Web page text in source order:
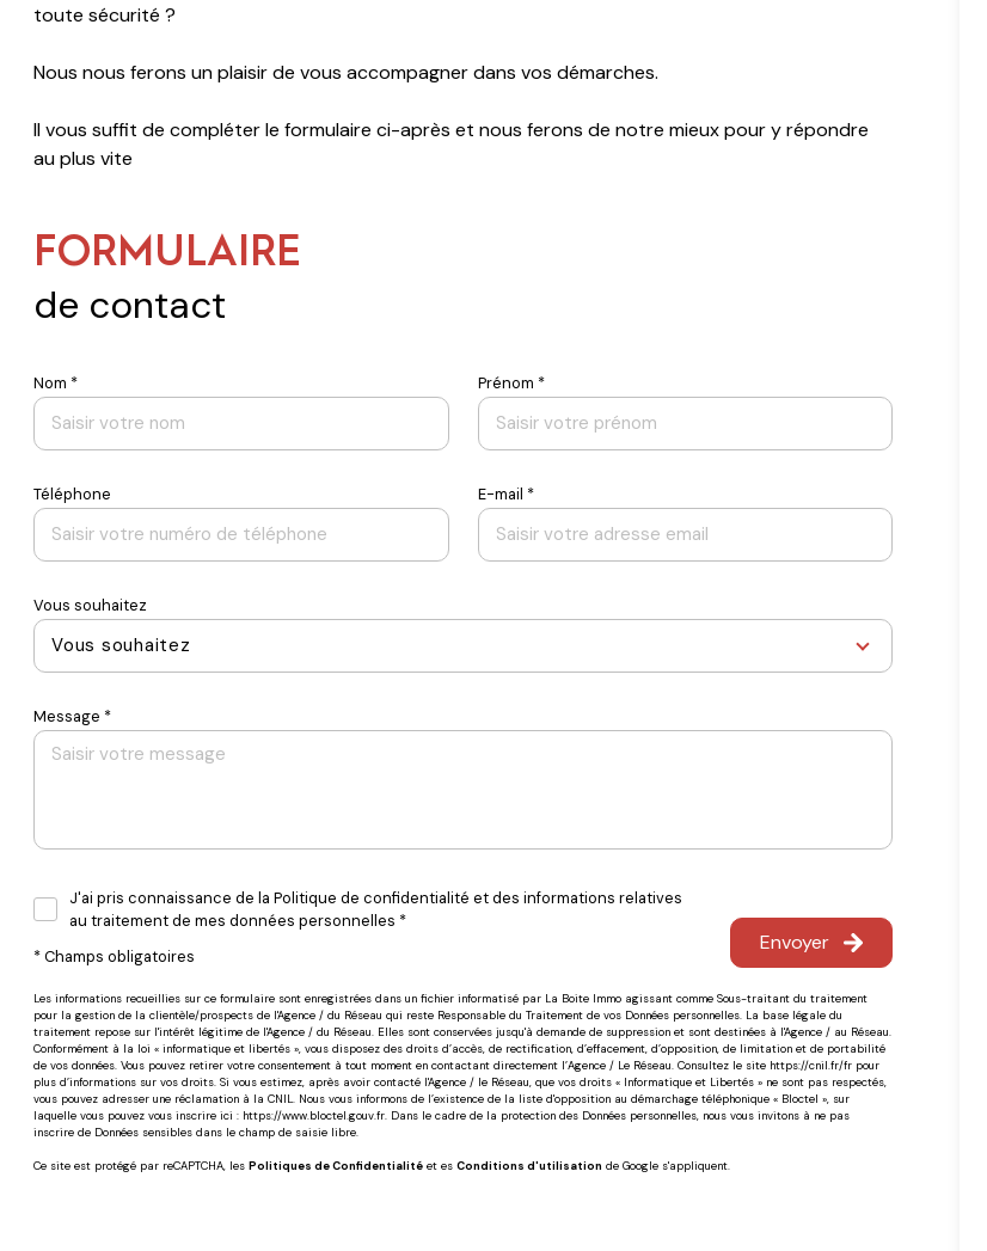
toute sécurité ?
Nous nous ferons un plaisir de vous accompagner dans vos démarches.
Il vous suffit de compléter le formulaire ci-après et nous ferons de notre mieux pour y répondre
au plus vite
FORMULAIRE
de contact
Nom * Prénom *
Téléphone E-mail *
Vous souhaitez
Vous souhaitez
Message *
J'ai pris connaissance de la Politique de confidentialité et des informations relatives
au traitement de mes données personnelles *
* Champs obligatoires
Envoyer
Les informations recueillies sur ce formulaire sont enregistrées dans un fichier informatisé par La Boite Immo agissant comme Sous-traitant du traitement
pour la gestion de la clientèle/prospects de l'Agence / du Réseau qui reste Responsable du Traitement de vos Données personnelles. La base légale du
traitement repose sur l'intérêt légitime de l'Agence / du Réseau. Elles sont conservées jusqu'à demande de suppression et sont destinées à l'Agence / au Réseau.
Conformément à la loi « informatique et libertés », vous disposez des droits d’accès, de rectification, d’effacement, d’opposition, de limitation et de portabilité
de vos données. Vous pouvez retirer votre consentement à tout moment en contactant directement l’Agence / Le Réseau. Consultez le site https://cnil.fr/fr pour
plus d’informations sur vos droits. Si vous estimez, après avoir contacté l'Agence / le Réseau, que vos droits « Informatique et Libertés » ne sont pas respectés,
vous pouvez adresser une réclamation à la CNIL. Nous vous informons de l’existence de la liste d'opposition au démarchage téléphonique « Bloctel », sur
laquelle vous pouvez vous inscrire ici : https://www.bloctel.gouv.fr. Dans le cadre de la protection des Données personnelles, nous vous invitons à ne pas
inscrire de Données sensibles dans le champ de saisie libre.
Ce site est protégé par reCAPTCHA, les Politiques de Confidentialité et es Conditions d'utilisation de Google s'appliquent.